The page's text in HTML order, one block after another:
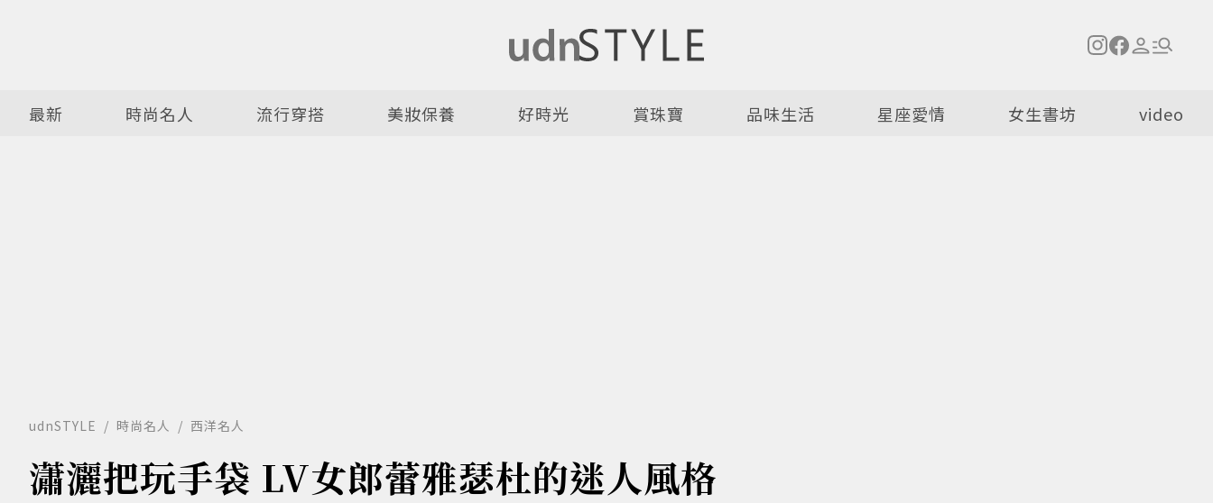
最新 時尚名人 流行穿搭 美妝保養 好時光 賞珠寶 品味生活 星座愛情 女生書坊 video
udnSTYLE 時尚名人 西洋名人
瀟灑把玩手袋 LV女郎蕾雅瑟杜的迷人風格